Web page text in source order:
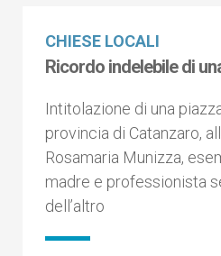
CHIESE LOCALI
Ricordo indelebile di
Intitolazione di una
provincia di Catanzaro,
Rosamaria Munizza,
madre e professionista
dell’altro